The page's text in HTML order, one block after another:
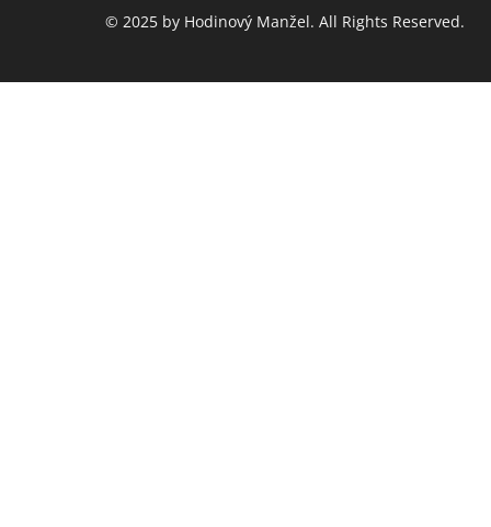
© 2025 by Hodinový Manžel. All Rights Reserved.